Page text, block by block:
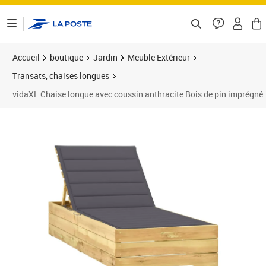
Accueil boutique Jardin
Meuble Extérieur
Transats, chaises longues
vidaXL Chaise longue avec coussin anthracite Bois de pin imprégné